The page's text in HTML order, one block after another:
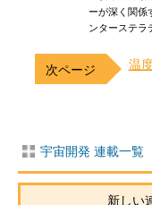
ーが深く関係
ンターステラ
温
宇宙開発 連載一覧
新しい